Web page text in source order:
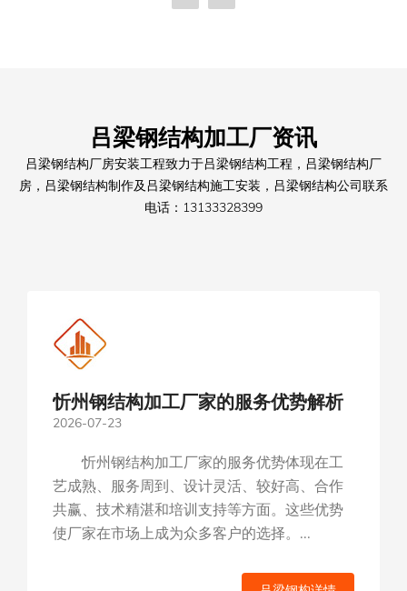
吕梁钢结构加工厂资讯
吕梁钢结构厂房安装工程致力于吕梁钢结构工程，吕梁钢结构厂
房，吕梁钢结构制作及吕梁钢结构施工安装，吕梁钢结构公司联系
电话：13133328399
忻州钢结构加工厂家的服务优势解析
2026-07-23
忻州钢结构加工厂家的服务优势体现在工
艺成熟、服务周到、设计灵活、较好高、合作
共赢、技术精湛和培训支持等方面。这些优势
使厂家在市场上成为众多客户的选择。...